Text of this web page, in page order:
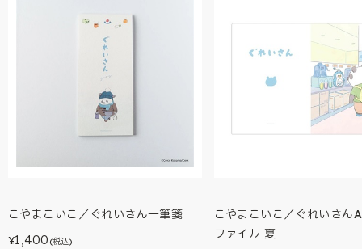
こやまこいこ／ぐれいさん一筆箋
¥1,400 (税込)
こやまこいこ／ぐれいさん
ファイル 夏